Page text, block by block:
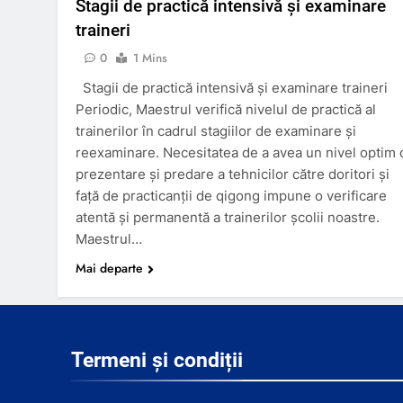
Stagii de practică intensivă și examinare
traineri
0
1 Mins
Stagii de practică intensivă și examinare traineri
Periodic, Maestrul verifică nivelul de practică al
trainerilor în cadrul stagiilor de examinare și
reexaminare. Necesitatea de a avea un nivel optim
prezentare și predare a tehnicilor către doritori și
față de practicanții de qigong impune o verificare
atentă și permanentă a trainerilor școlii noastre.
Maestrul…
Mai departe
Termeni și condiții